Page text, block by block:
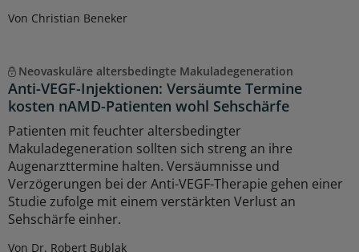
Von Christian Beneker
Neovaskuläre altersbedingte Makuladegeneration
Anti-VEGF-Injektionen: Versäumte Termine
kosten nAMD-Patienten wohl Sehschärfe
Patienten mit feuchter altersbedingter
Makuladegeneration sollten sich streng an ihre
Augenarzttermine halten. Versäumnisse und
Verzögerungen bei der Anti-VEGF-Therapie gehen einer
Studie zufolge mit einem verstärkten Verlust an
Sehschärfe einher.
Von Dr. Robert Bublak